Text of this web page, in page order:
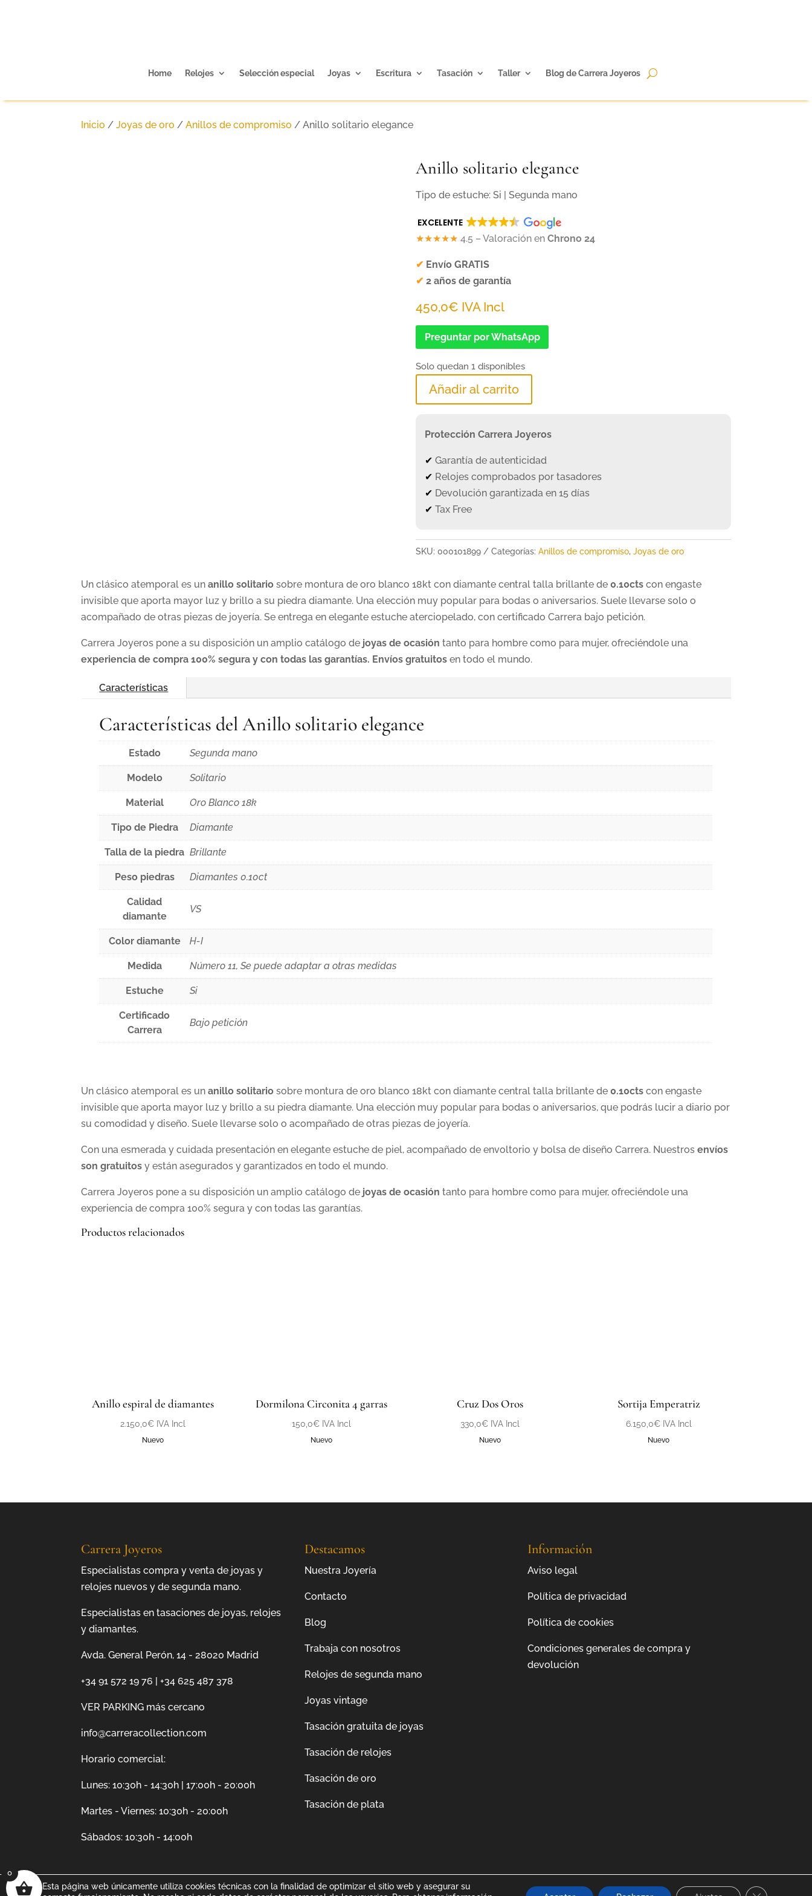
Home Relojes Selección especial Joyas Escritura Tasación Taller Blog de Carrera Joyeros
Inicio /Joyas de oro /Anillos de compromiso / Anillo solitario elegance
Anillo solitario elegance
Tipo de estuche: Si | Segunda mano
EXCELENTE
★★★★★ 4.5 – Valoración enChrono 24
✔ Envío GRATIS
✔2 años de garantía
450,0€ IVA Incl
Preguntar por WhatsApp
Solo quedan 1 disponibles
Añadir al carrito
Protección Carrera Joyeros
✔Garantía de autenticidad
✔ Relojes comprobados por tasadores
✔ Devolución garantizada en 15 días
✔Tax Free
SKU:000101899 Categorías:Anillos de compromiso,Joyas de oro
Un clásico atemporal es un anillo solitario sobre montura de oro blanco 18kt con diamante central talla brillante de 0.10cts con engaste
invisible que aporta mayor luz y brillo a su piedra diamante. Una elección muy popular para bodas o aniversarios. Suele llevarse solo o
acompañado de otras piezas de joyería. Se entrega en elegante estuche aterciopelado, con certificado Carrera bajo petición.
Carrera Joyeros pone a su disposición un amplio catálogo de joyas de ocasión tanto para hombre como para mujer, ofreciéndole una
experiencia de compra 100% segura y con todas las garantías. Envíos gratuitos en todo el mundo.
Características
Características del Anillo solitario elegance
Estado Segunda mano
Modelo Solitario
Material Oro Blanco 18k
Tipo de Piedra Diamante
Talla de la piedra Brillante
Peso piedras Diamantes 0.10ct
Calidad
diamante
VS
Color diamante H-I
Medida Número 11, Se puede adaptar a otras medidas
Estuche Si
Certificado
Carrera
Bajo petición
Un clásico atemporal es un anillo solitario sobre montura de oro blanco 18kt con diamante central talla brillante de 0.10cts con engaste
invisible que aporta mayor luz y brillo a su piedra diamante. Una elección muy popular para bodas o aniversarios, que podrás lucir a diario por
su comodidad y diseño. Suele llevarse solo o acompañado de otras piezas de joyería.
Con una esmerada y cuidada presentación en elegante estuche de piel, acompañado de envoltorio y bolsa de diseño Carrera. Nuestros envíos
son gratuitos y están asegurados y garantizados en todo el mundo.
Carrera Joyeros pone a su disposición un amplio catálogo de joyas de ocasión tanto para hombre como para mujer, ofreciéndole una
experiencia de compra 100% segura y con todas las garantías.
Productos relacionados
Anillo espiral de diamantes
2.150,0€ IVA Incl
Nuevo
Dormilona Circonita 4 garras
150,0€ IVA Incl
Nuevo
Cruz Dos Oros
330,0€ IVA Incl
Nuevo
Sortija Emperatriz
6.150,0€ IVA Incl
Nuevo
Carrera Joyeros
Especialistas compra y venta de joyas y
relojes nuevos y de segunda mano.
Especialistas en tasaciones de joyas, relojes
y diamantes.
Avda. General Perón, 14 - 28020 Madrid
+34 91 572 19 76 |+34 625 487 378
VER PARKING más cercano
info@carreracollection.com
Horario comercial:
Lunes: 10:30h - 14:30h | 17:00h - 20:00h
Martes - Viernes: 10:30h - 20:00h
Sábados: 10:30h - 14:00h
Destacamos
Nuestra Joyería
Contacto
Blog
Trabaja con nosotros
Relojes de segunda mano
Joyas vintage
Tasación gratuita de joyas
Tasación de relojes
Tasación de oro
Tasación de plata
Información
Aviso legal
Política de privacidad
Política de cookies
Condiciones generales de compra y
devolución
Esta página web únicamente utiliza cookies técnicas con la finalidad de optimizar el sitio web y asegurar su
Cerrar el
0